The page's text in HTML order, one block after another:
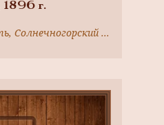
1896 г.
Московская область, Солнечногорский район, г. Солнечногорск, Ленинградское шоссе